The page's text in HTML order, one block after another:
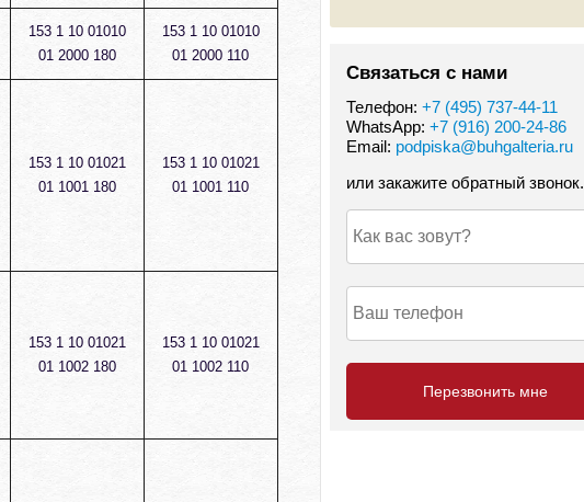
153 1 10 01010
01 2000 180
153 1 10 01010
01 2000 110
153 1 10 01021
01 1001 180
153 1 10 01021
01 1001 110
153 1 10 01021
01 1002 180
153 1 10 01021
01 1002 110
Связаться с нами
Телефон: +7 (495) 737-44-11
WhatsApp: +7 (916) 200-24-86
Email: podpiska@buhgalteria.ru
или закажите обратный звонок.